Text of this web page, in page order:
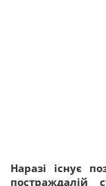
Наразі існує
постраждалій